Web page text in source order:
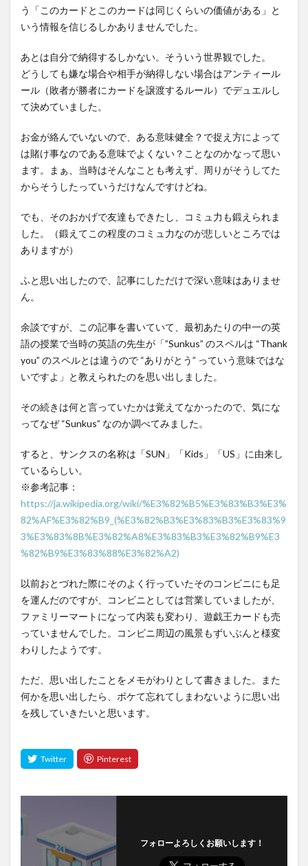
う「このカードとこのカードは同じくらいの価値がある」と
いう情報を信じるしかありませんでした。
あとは自分で納得するしかない。そういう世界観でした。
どうしても嫌な場合や相手が納得しない場合はアンティール
ール（敗者が勝者にカードを譲渡するルール）でデュエルし
て決めていました。
お金が絡んでいないので、ある意味健全？で捉え方によって
は賭け事なのである意味でよくない？ことなのかなって思い
ます。まぁ、当時はそんなことも考えず、周りがそうしてた
からそうしたっていうだけなんですけどね。
でも、そのおかげで友達もできたし、コミュ力も鍛えられま
した。（鍛えてこの程度のコミュ力なのが悲しいところでは
ありますが）
ふと思い出したので、記事にしただけで深い意味はありませ
ん。
余談ですが、この記事を書いていて、最初あたりの中一の英
語の授業で当時の英語の先生が「”Sunkus” のスペルは “Thank
you” のスペルとは違うので “ありがとう” っていう意味ではな
いですよ」と教えられたのを思い出しました。
その続きは何と言っていたかは覚えてなかったので、気にな
ってなぜ “Sunkus” なのか調べてみました。
すると、サンクスの名称は「SUN」「Kids」「US」に由来し
ているらしい。
※参考記事：
https://ja.wikipedia.org/wiki/%E3%82%B5%E3%83%B3%E3%
82%AF%E3%82%B9_(%E3%82%B3%E3%83%B3%E3%83%9
3%E3%83%8B%E3%82%A8%E3%83%B3%E3%82%B9%E3
%82%B9%E3%83%88%E3%82%A2)
以前おとづれた際にそのよく行っていたそのコンビニにも足
を運んだのですが、コンビニとしては営業していましたが、
ファミリーマートになって内装も変わり、遊戯王カードも売
っていませんでした。コンビニ周辺の風景もずいぶんと様変
わりしたようです。
ただ、思い出したことをメモがわりとして書きました。また
何かを思い出したら、ボケて忘れてしまわないように思い出
を残していきたいと思います。
フォローよろしくお願いします！